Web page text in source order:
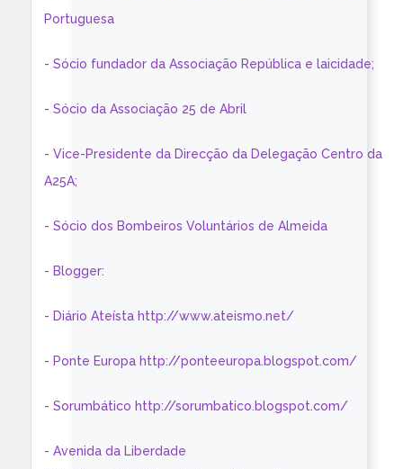
Portuguesa
- Sócio fundador da Associação República e laicidade;
- Sócio da Associação 25 de Abril
- Vice-Presidente da Direcção da Delegação Centro da
A25A;
- Sócio dos Bombeiros Voluntários de Almeida
- Blogger:
- Diário Ateísta http://www.ateismo.net/
- Ponte Europa http://ponteeuropa.blogspot.com/
- Sorumbático http://sorumbatico.blogspot.com/
- Avenida da Liberdade